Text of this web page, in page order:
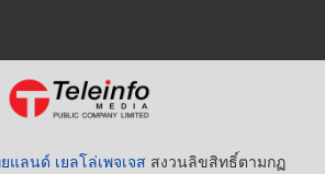
แลนด์ เยลโล่เพจเจส สงวนลิขสิทธิ์ตามกฏ